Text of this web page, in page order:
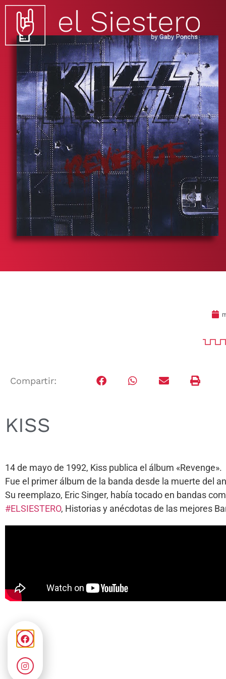
Compartir:
KISS
14 de mayo de 1992, Kiss publica el álbum «Revenge».
Fue el primer álbum de la banda desde la muerte del
Su reemplazo, Eric Singer, había tocado en bandas
#ELSIESTERO, Historias y anécdotas de las mejores